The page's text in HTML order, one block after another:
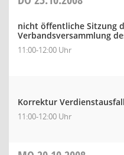
nicht öffentliche Sitzung
Verbandsversammlung
11:00-12:00 Uhr
Korrektur Verdienstausfall
11:00-12:00 Uhr